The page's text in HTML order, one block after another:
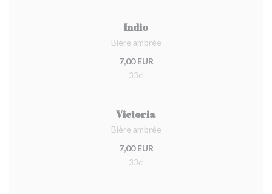
Indio
Bière ambrée
7,00 EUR
33cl
Victoria
Bière ambrée
7,00 EUR
33cl